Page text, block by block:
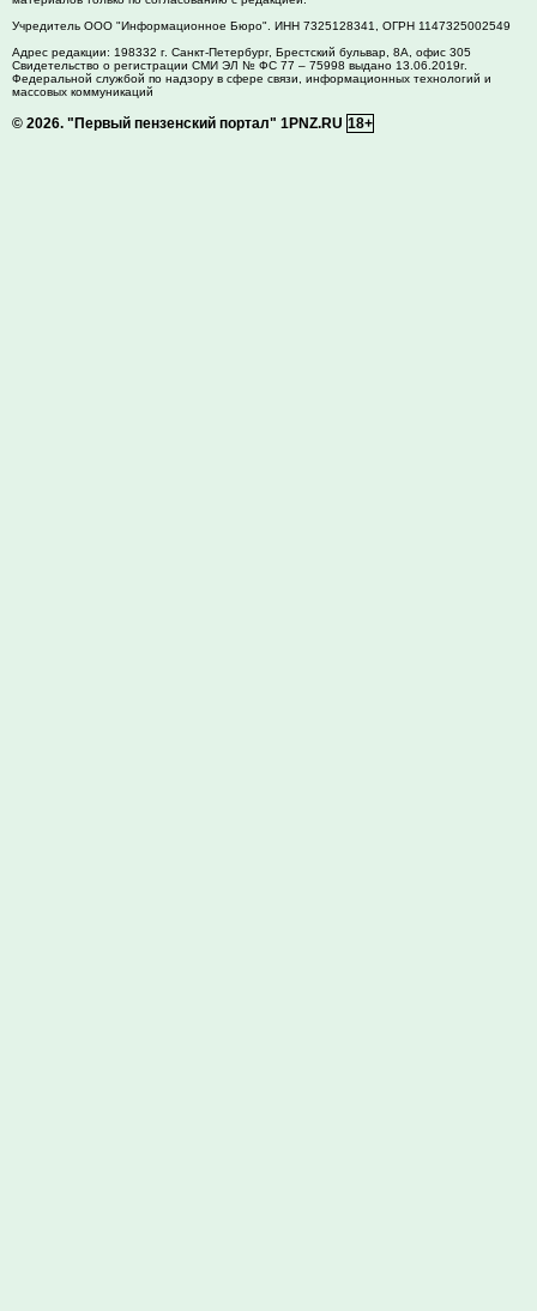
Учредитель ООО "Информационное Бюро". ИНН 7325128341, ОГРН 1147325002549
Адрес редакции: 198332 г. Санкт-Петербург, Брестский бульвар, 8А, офис 305
Свидетельство о регистрации СМИ ЭЛ № ФС 77 – 75998 выдано 13.06.2019г.
Федеральной службой по надзору в сфере связи, информационных технологий и
массовых коммуникаций
© 2026. "Первый пензенский портал" 1PNZ.RU 18+